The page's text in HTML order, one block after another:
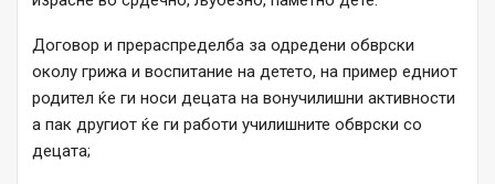
Договор и прераспределба за одредени обврски
околу грижа и воспитание на детето, на пример едниот
родител ќе ги носи децата на вонучилишни активности
а пак другиот ќе ги работи училишните обврски со
децата;